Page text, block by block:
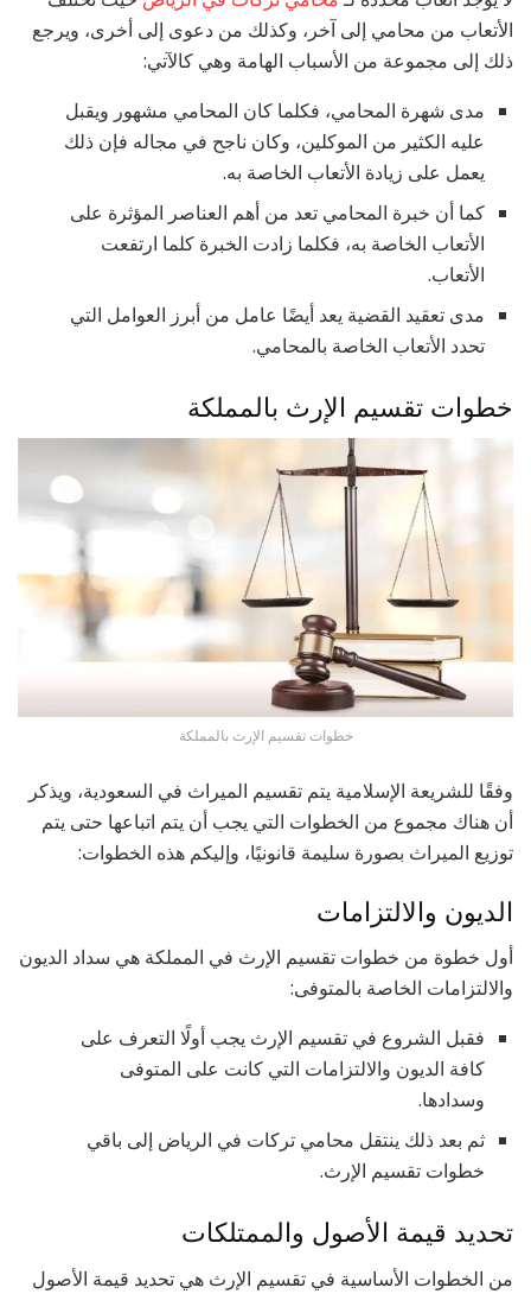
الأتعاب من محامي إلى آخر، وكذلك من دعوى إلى أخرى، ويرجع
ذلك إلى مجموعة من الأسباب الهامة وهي كالآتي:
مدى شهرة المحامي، فكلما كان المحامي مشهور ويقبل
عليه الكثير من الموكلين، وكان ناجح في مجاله فإن ذلك
يعمل على زيادة الأتعاب الخاصة به.
كما أن خبرة المحامي تعد من أهم العناصر المؤثرة على
الأتعاب الخاصة به، فكلما زادت الخبرة كلما ارتفعت
الأتعاب.
مدى تعقيد القضية يعد أيضًا عامل من أبرز العوامل التي
تحدد الأتعاب الخاصة بالمحامي.
خطوات تقسيم الإرث بالمملكة
خطوات تقسيم الإرث بالمملكة
وفقًا للشريعة الإسلامية يتم تقسيم الميراث في السعودية، ويذكر
أن هناك مجموع من الخطوات التي يجب أن يتم اتباعها حتى يتم
توزيع الميراث بصورة سليمة قانونيًا، وإليكم هذه الخطوات:
الديون والالتزامات
أول خطوة من خطوات تقسيم الإرث في المملكة هي سداد الديون
والالتزامات الخاصة بالمتوفى:
فقبل الشروع في تقسيم الإرث يجب أولًا التعرف على
كافة الديون والالتزامات التي كانت على المتوفى
وسدادها.
ثم بعد ذلك ينتقل محامي تركات في الرياض إلى باقي
خطوات تقسيم الإرث.
تحديد قيمة الأصول والممتلكات
من الخطوات الأساسية في تقسيم الإرث هي تحديد قيمة الأصول